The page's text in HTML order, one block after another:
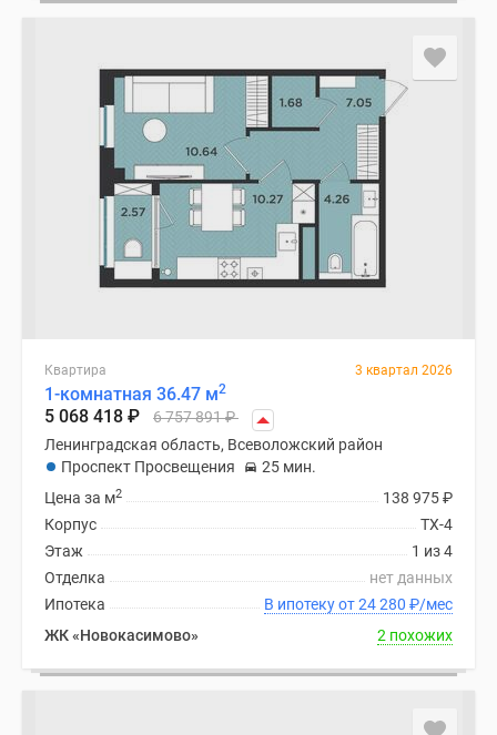
Квартира 3 квартал 2026
1-комнатная 36.47 м2
5 068 418 ₽ 6 757 891₽
Ленинградская область, Всеволожский район
Проспект Просвещения
25 мин.
138 975₽
Цена за м2
ТХ-4
Корпус
1 из 4
Этаж
нет данных
Отделка
В ипотеку от 24 280 ₽/мес
Ипотека
ЖК «Новокасимово»
2 похожих